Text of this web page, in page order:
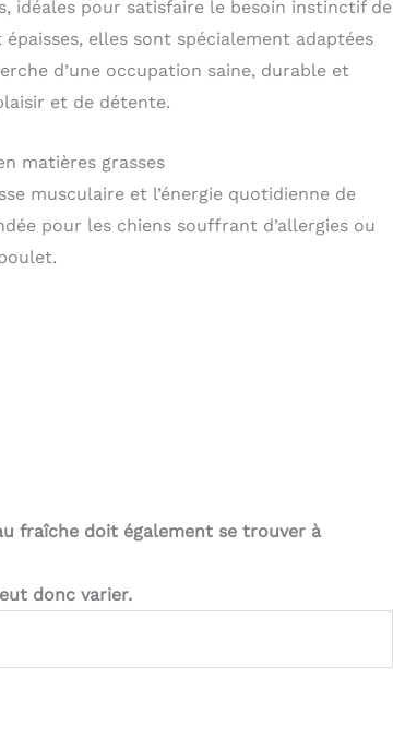
idéales pour satisfaire le besoin instinctif de
elles sont spécialement adaptées
d’une occupation saine, durable et
et de détente.
matières grasses
musculaire et l’énergie quotidienne de
pour les chiens souffrant d’allergies ou
fraîche doit également se trouver à
donc varier.